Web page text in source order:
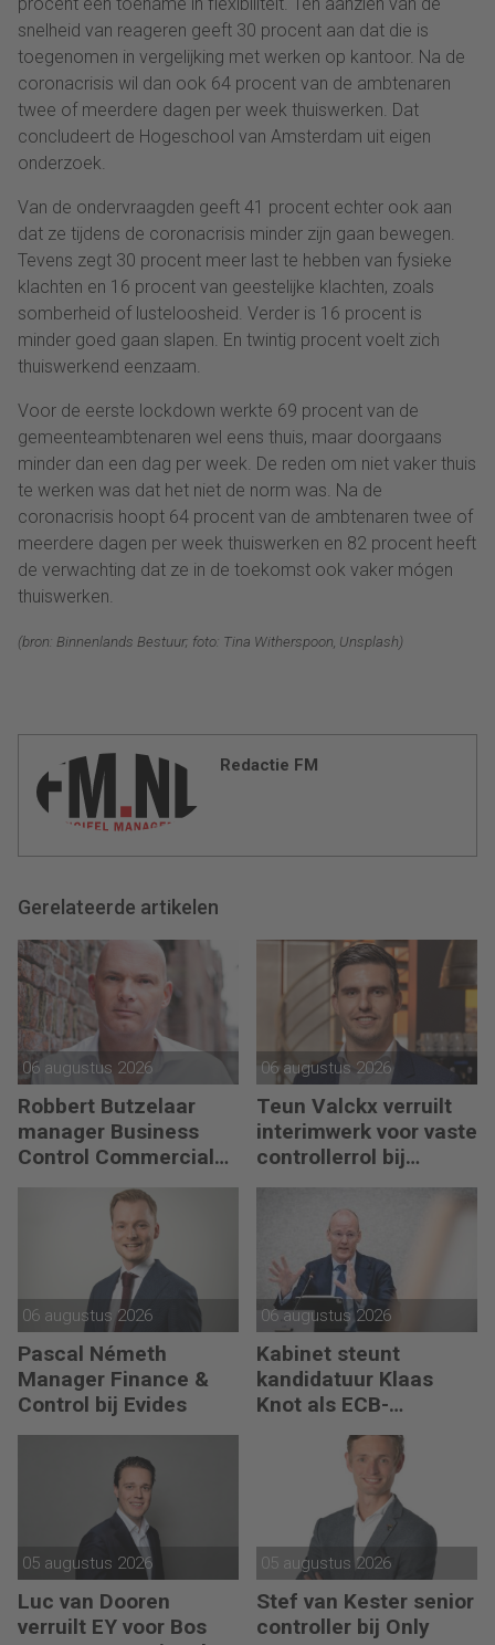
procent een toename in flexibiliteit. Ten aanzien van de
snelheid van reageren geeft 30 procent aan dat die is
toegenomen in vergelijking met werken op kantoor. Na de
coronacrisis wil dan ook 64 procent van de ambtenaren
twee of meerdere dagen per week thuiswerken. Dat
concludeert de Hogeschool van Amsterdam uit eigen
onderzoek.
Van de ondervraagden geeft 41 procent echter ook aan
dat ze tijdens de coronacrisis minder zijn gaan bewegen.
Tevens zegt 30 procent meer last te hebben van fysieke
klachten en 16 procent van geestelijke klachten, zoals
somberheid of lusteloosheid. Verder is 16 procent is
minder goed gaan slapen. En twintig procent voelt zich
thuiswerkend eenzaam.
Voor de eerste lockdown werkte 69 procent van de
gemeenteambtenaren wel eens thuis, maar doorgaans
minder dan een dag per week. De reden om niet vaker thuis
te werken was dat het niet de norm was. Na de
coronacrisis hoopt 64 procent van de ambtenaren twee of
meerdere dagen per week thuiswerken en 82 procent heeft
de verwachting dat ze in de toekomst ook vaker mógen
thuiswerken.
(bron: Binnenlands Bestuur; foto: Tina Witherspoon, Unsplash)
Redactie FM
Gerelateerde artikelen
06 augustus 2026
Robbert Butzelaar
manager Business
Control Commercial
bij PLUS Retail
06 augustus 2026
Teun Valckx verruilt
interimwerk voor vaste
controllerrol bij
Synthon
06 augustus 2026
Pascal Németh
Manager Finance &
Control bij Evides
06 augustus 2026
Kabinet steunt
kandidatuur Klaas
Knot als ECB-
05 augustus 2026
Luc van Dooren
verruilt EY voor Bos
05 augustus 2026
Stef van Kester senior
controller bij Only